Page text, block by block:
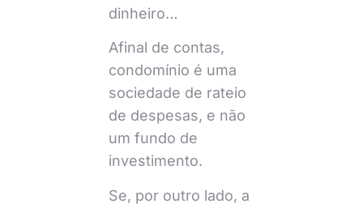
dinheiro…
Afinal de contas,
condomínio é uma
sociedade de rateio
de despesas, e não
um fundo de
investimento.
Se, por outro lado, a